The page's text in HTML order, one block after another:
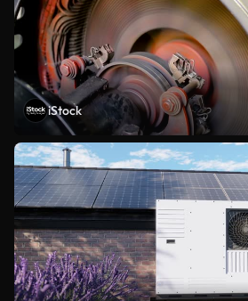
iStock